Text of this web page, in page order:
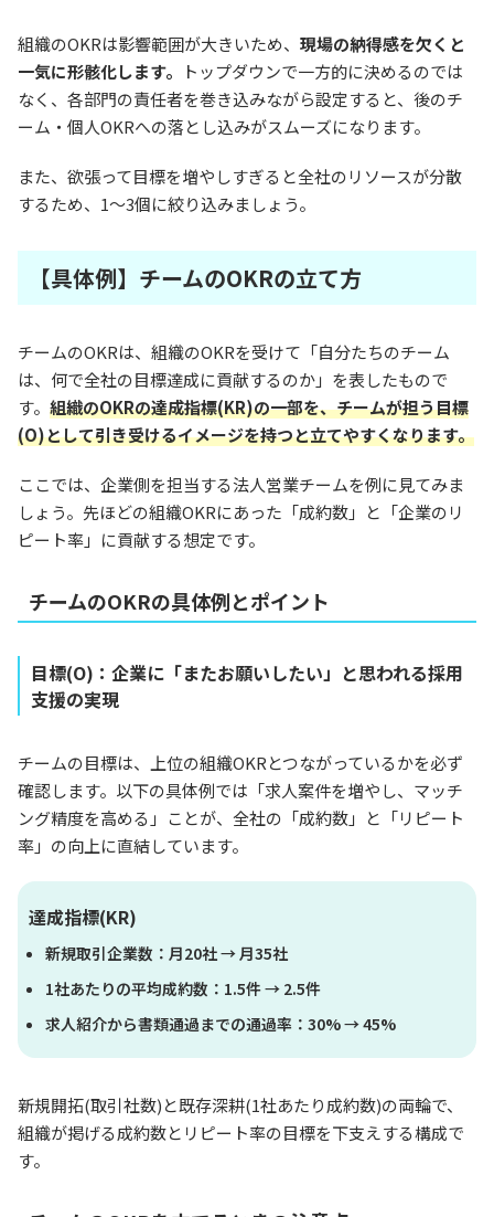
組織のOKRは影響範囲が大きいため、 現場の納得感を欠くと
一気に形骸化します。
トップダウンで一方的に決めるのでは
なく、各部門の責任者を巻き込みながら設定すると、後のチ
ーム・個人OKRへの落とし込みがスムーズになります。
また、欲張って目標を増やしすぎると全社のリソースが分散
するため、1〜3個に絞り込みましょう。
【具体例】チームのOKRの立て方
チームのOKRは、組織のOKRを受けて「自分たちのチーム
は、何で全社の目標達成に貢献するのか」を表したもので
す。 組織のOKRの達成指標(KR)の一部を、チームが担う目標
(O)として引き受けるイメージを持つと立てやすくなります。
ここでは、企業側を担当する法人営業チームを例に見てみま
しょう。先ほどの組織OKRにあった「成約数」と「企業のリ
ピート率」に貢献する想定です。
チームのOKRの具体例とポイント
目標(O)：企業に「またお願いしたい」と思われる採用
支援の実現
チームの目標は、上位の組織OKRとつながっているかを必ず
確認します。以下の具体例では「求人案件を増やし、マッチ
ング精度を高める」ことが、全社の「成約数」と「リピート
率」の向上に直結しています。
達成指標(KR)
新規取引企業数：月20社 → 月35社
1社あたりの平均成約数：1.5件 → 2.5件
求人紹介から書類通過までの通過率：30% → 45%
新規開拓(取引社数)と既存深耕(1社あたり成約数)の両輪で、
組織が掲げる成約数とリピート率の目標を下支えする構成で
す。